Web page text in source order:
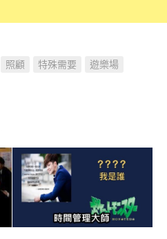
照顧 特殊需要 遊樂場